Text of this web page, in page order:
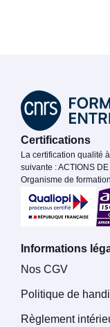
Certifications
La certification qualité
suivante : ACTIONS DE
Organisme de
Informations
Nos CGV
Politique de
Règlement